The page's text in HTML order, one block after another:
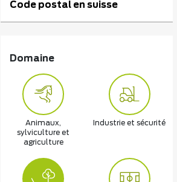
Code postal en suisse
Domaine
Animaux,
sylviculture et
agriculture
Industrie et sécurité